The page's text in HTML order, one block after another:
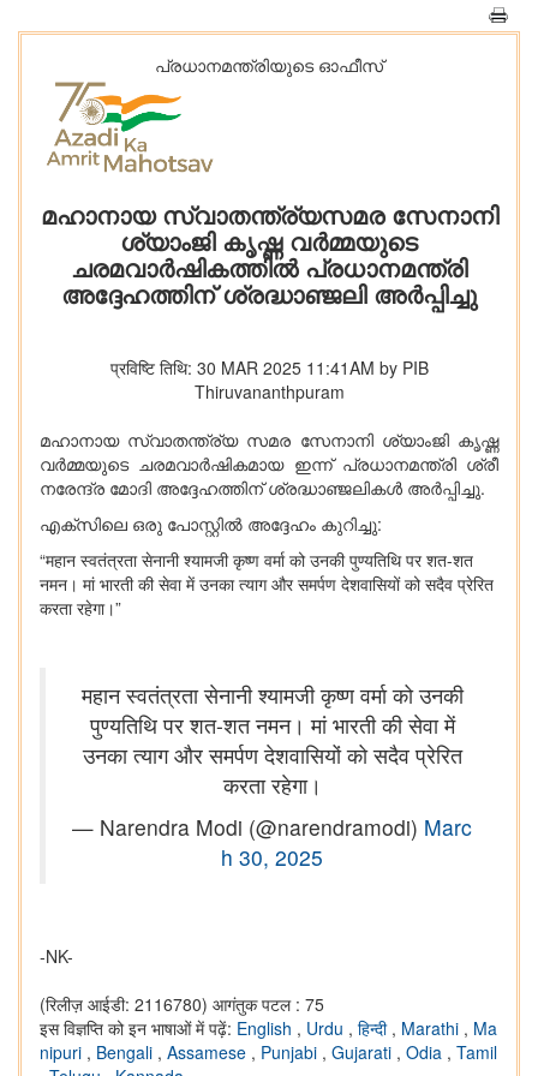
പ്രധാനമന്ത്രിയുടെ ഓഫീസ്‌
മഹാനായ സ്വാതന്ത്ര്യസമര സേനാനി
ശ്യാംജി കൃഷ്ണ വർമ്മയുടെ
ചരമവാർഷികത്തിൽ പ്രധാനമന്ത്രി
അദ്ദേഹത്തിന് ശ്രദ്ധാഞ്ജലി അർപ്പിച്ചു
प्रविष्टि तिथि: 30 MAR 2025 11:41AM by PIB
Thiruvananthpuram
മഹാനായ സ്വാതന്ത്ര്യ സമര സേനാനി ശ്യാംജി കൃഷ്ണ
വർമ്മയുടെ ചരമവാർഷികമായ ഇന്ന് പ്രധാനമന്ത്രി ശ്രീ
നരേന്ദ്ര മോദി അദ്ദേഹത്തിന് ശ്രദ്ധാഞ്ജലികൾ അർപ്പിച്ചു.
എക്‌സിലെ ഒരു പോസ്റ്റിൽ അദ്ദേഹം കുറിച്ചു:
“महान स्वतंत्रता सेनानी श्यामजी कृष्ण वर्मा को उनकी पुण्यतिथि पर शत-शत
नमन। मां भारती की सेवा में उनका त्याग और समर्पण देशवासियों को सदैव प्रेरित
करता रहेगा।”
महान स्वतंत्रता सेनानी श्यामजी कृष्ण वर्मा को उनकी
पुण्यतिथि पर शत-शत नमन। मां भारती की सेवा में
उनका त्याग और समर्पण देशवासियों को सदैव प्रेरित
करता रहेगा।
— Narendra Modi (@narendramodi) Marc
h 30, 2025
-NK-
(रिलीज़ आईडी: 2116780) आगंतुक पटल : 75
इस विज्ञप्ति को इन भाषाओं में पढ़ें: English , Urdu , हिन्दी , Marathi , Ma
nipuri , Bengali , Assamese , Punjabi , Gujarati , Odia , Tamil